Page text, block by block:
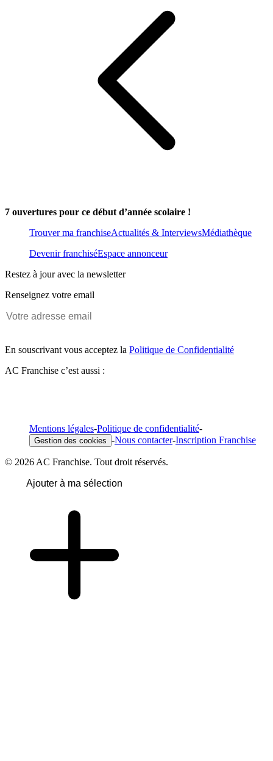
7 ouvertures pour ce début d’année scolaire !
Trouver ma franchiseActualités & InterviewsMédiathèque
Devenir franchiséEspace annonceur
Restez à jour avec la newsletter
Renseignez votre email
En souscrivant vous acceptez la Politique de Confidentialité
AC Franchise c’est aussi :
Mentions légales-Politique de confidentialité-
Gestion des cookies -Nous contacter-Inscription Franchise
© 2026 AC Franchise. Tout droit réservés.
Ajouter à ma sélection